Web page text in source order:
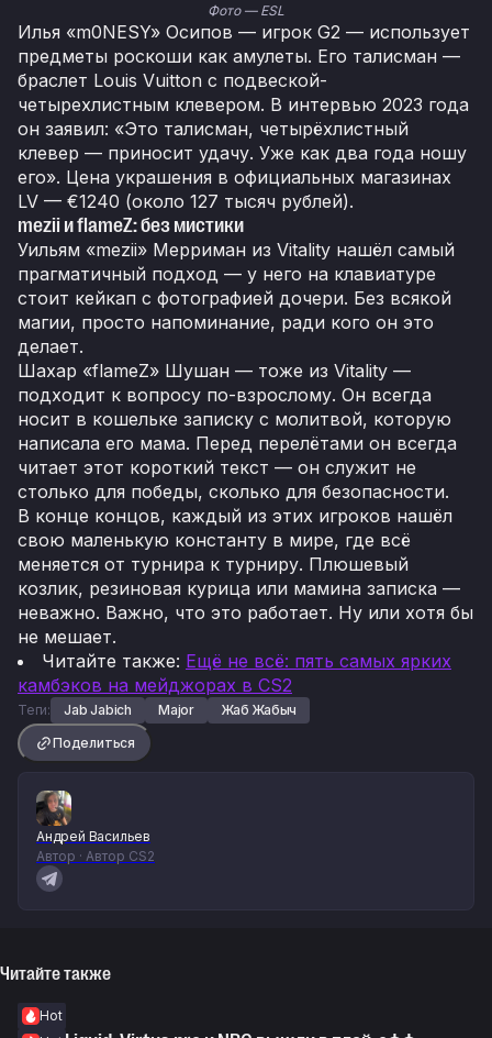
Фото — ESL
Илья «m0NESY» Осипов — игрок G2 — использует
предметы роскоши как амулеты. Его талисман —
браслет Louis Vuitton с подвеской-
четырехлистным клевером. В интервью 2023 года
он заявил: «Это талисман, четырёхлистный
клевер — приносит удачу. Уже как два года ношу
его». Цена украшения в официальных магазинах
LV — €1240 (около 127 тысяч рублей).
mezii и flameZ: без мистики
Уильям «mezii» Мерриман из Vitality нашёл самый
прагматичный подход — у него на клавиатуре
стоит кейкап с фотографией дочери. Без всякой
магии, просто напоминание, ради кого он это
делает.
Шахар «flameZ» Шушан — тоже из Vitality —
подходит к вопросу по-взрослому. Он всегда
носит в кошельке записку с молитвой, которую
написала его мама. Перед перелётами он всегда
читает этот короткий текст — он служит не
столько для победы, сколько для безопасности.
В конце концов, каждый из этих игроков нашёл
свою маленькую константу в мире, где всё
меняется от турнира к турниру. Плюшевый
козлик, резиновая курица или мамина записка —
неважно. Важно, что это работает. Ну или хотя бы
не мешает.
Читайте также: Ещё не всё: пять самых ярких
камбэков на мейджорах в CS2
Теги: Jab Jabich Major
Жаб Жабыч
Поделиться
Андрей Васильев
Автор · Автор CS2
Читайте также
Hot